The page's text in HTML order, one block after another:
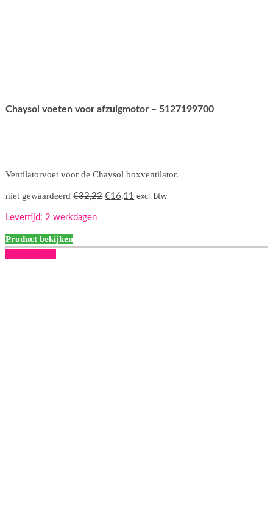
Chaysol voeten voor afzuigmotor – 5127199700
Ventilatorvoet voor de Chaysol boxventilator.
niet gewaardeerd €32,22 Oorspronkelijke
€16,11 Huidige
excl. btw
Levertijd: 2 werkdagen
Product bekijken